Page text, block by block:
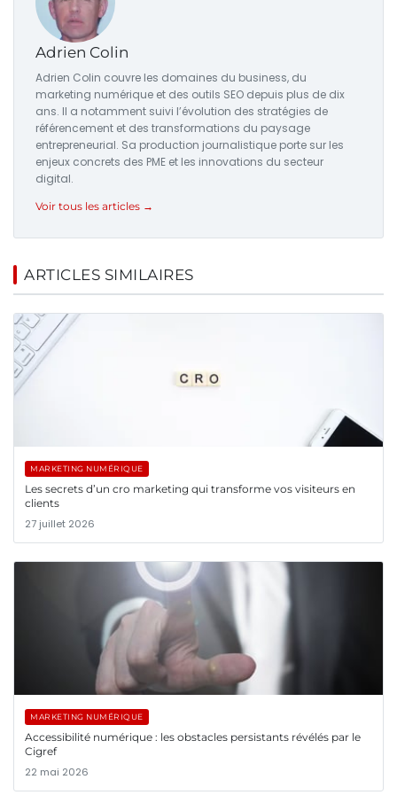
Adrien Colin
Adrien Colin couvre les domaines du business, du
marketing numérique et des outils SEO depuis plus de dix
ans. Il a notamment suivi l’évolution des stratégies de
référencement et des transformations du paysage
entrepreneurial. Sa production journalistique porte sur les
enjeux concrets des PME et les innovations du secteur
digital.
Voir tous les articles →
ARTICLES SIMILAIRES
MARKETING NUMÉRIQUE
Les secrets d’un cro marketing qui transforme vos visiteurs en
clients
27 juillet 2026
MARKETING NUMÉRIQUE
Accessibilité numérique : les obstacles persistants révélés par le
Cigref
22 mai 2026